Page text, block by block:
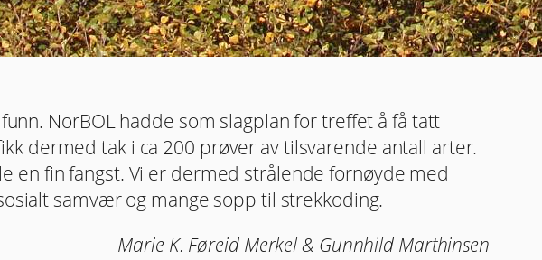
NorBOL hadde som slagplan for treffet å få tatt
dermed tak i ca 200 prøver av tilsvarende antall arter.
en fin fangst. Vi er dermed strålende fornøyde med
samvær og mange sopp til strekkoding.
Marie K. Føreid Merkel & Gunnhild Marthinsen